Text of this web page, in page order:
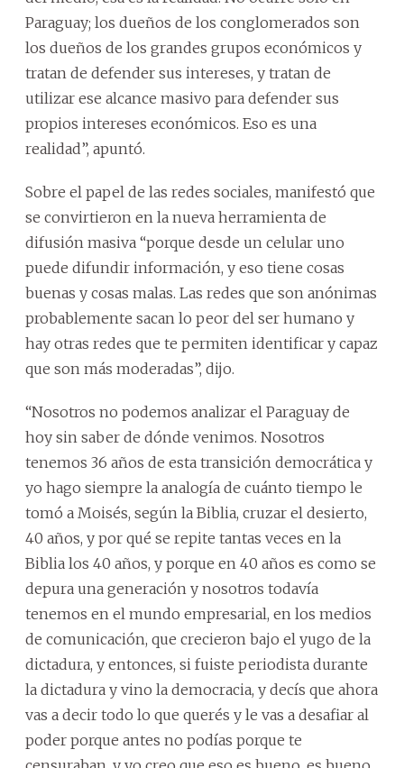
Paraguay; los dueños de los conglomerados son
los dueños de los grandes grupos económicos y
tratan de defender sus intereses, y tratan de
utilizar ese alcance masivo para defender sus
propios intereses económicos. Eso es una
realidad”, apuntó.
Sobre el papel de las redes sociales, manifestó que
se convirtieron en la nueva herramienta de
difusión masiva “porque desde un celular uno
puede difundir información, y eso tiene cosas
buenas y cosas malas. Las redes que son anónimas
probablemente sacan lo peor del ser humano y
hay otras redes que te permiten identificar y capaz
que son más moderadas”, dijo.
“Nosotros no podemos analizar el Paraguay de
hoy sin saber de dónde venimos. Nosotros
tenemos 36 años de esta transición democrática y
yo hago siempre la analogía de cuánto tiempo le
tomó a Moisés, según la Biblia, cruzar el desierto,
40 años, y por qué se repite tantas veces en la
Biblia los 40 años, y porque en 40 años es como se
depura una generación y nosotros todavía
tenemos en el mundo empresarial, en los medios
de comunicación, que crecieron bajo el yugo de la
dictadura, y entonces, si fuiste periodista durante
la dictadura y vino la democracia, y decís que ahora
vas a decir todo lo que querés y le vas a desafiar al
poder porque antes no podías porque te